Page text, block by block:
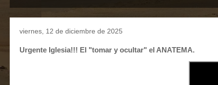
viernes, 12 de diciembre de 2025
Urgente Iglesia!!! El "tomar y ocultar" el ANATEMA.